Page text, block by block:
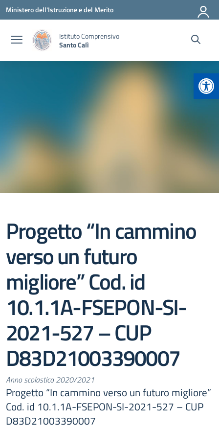
Vai ai contenuti
Vai al menu di navigazione
Vai al footer
Ministero dell'Istruzione e del Merito
Istituto Comprensivo
Santo Calì
Progetto “In cammino
verso un futuro
migliore” Cod. id
10.1.1A-FSEPON-SI-
2021-527 – CUP
D83D21003390007
Anno scolastico 2020/2021
Progetto “In cammino verso un futuro migliore”
Cod. id 10.1.1A-FSEPON-SI-2021-527 – CUP
D83D21003390007